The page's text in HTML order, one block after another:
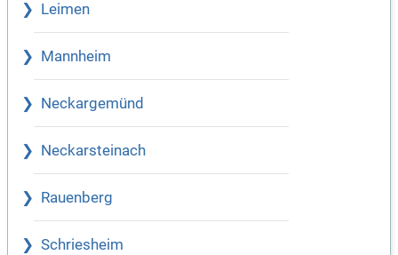
Leimen
Mannheim
Neckargemünd
Neckarsteinach
Rauenberg
Schriesheim